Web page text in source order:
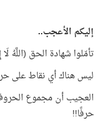
إليكم الأعجب..
تأمّلوا شهادة الحق (اللَّهُ لَا
ليس هناك أي نقاط على
حرفًا!!